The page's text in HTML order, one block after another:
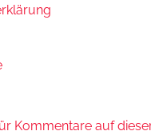
Kommentare auf